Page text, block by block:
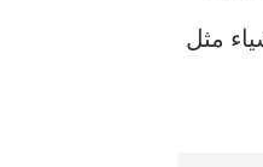
مثل